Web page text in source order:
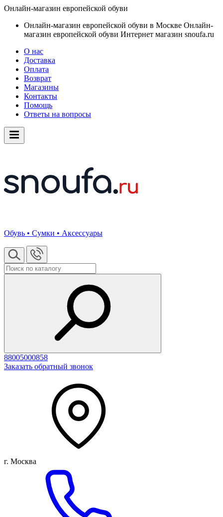
Онлайн-магазин европейской обуви
Онлайн-магазин европейской обуви в Москве Онлайн-
магазин европейской обуви Интернет магазин snoufa.ru
О нас
Доставка
Оплата
Возврат
Магазины
Контакты
Помощь
Ответы на вопросы
Обувь • Сумки • Аксессуары
88005000858
Заказать обратный звонок
г. Москва